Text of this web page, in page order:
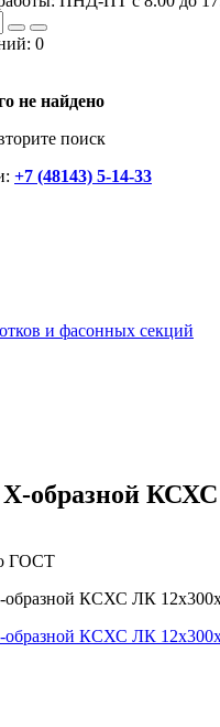
0
не найдено
поиск
+7 (48143) 5-14-33
и фасонных секций
образной
ГОСТ